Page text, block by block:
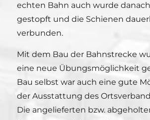
echten Bahn auch wurde
gestopft und die Schienen
verbunden.
Mit dem Bau der Bahnstrecke
eine neue Übungsmöglichkeit
Bau selbst war auch eine gute
der Ausstattung des
Die angelieferten bzw.